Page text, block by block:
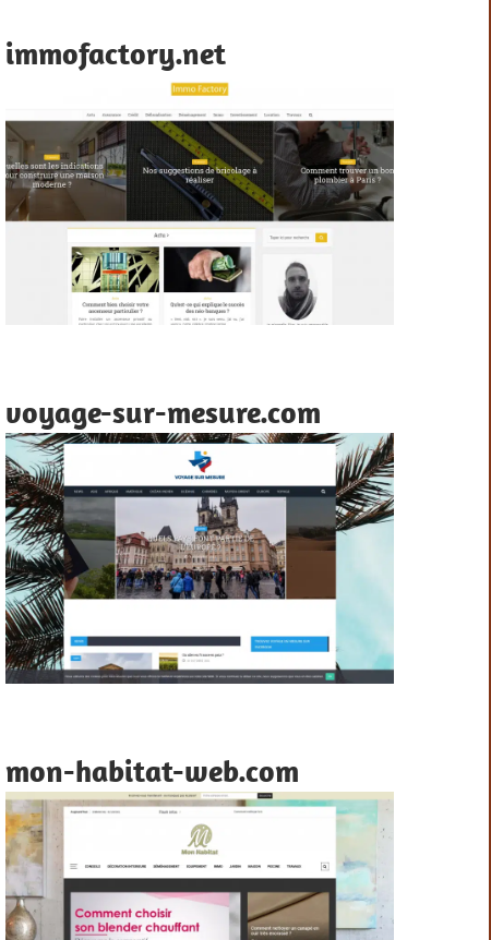
immofactory.net
voyage-sur-mesure.com
mon-habitat-web.com